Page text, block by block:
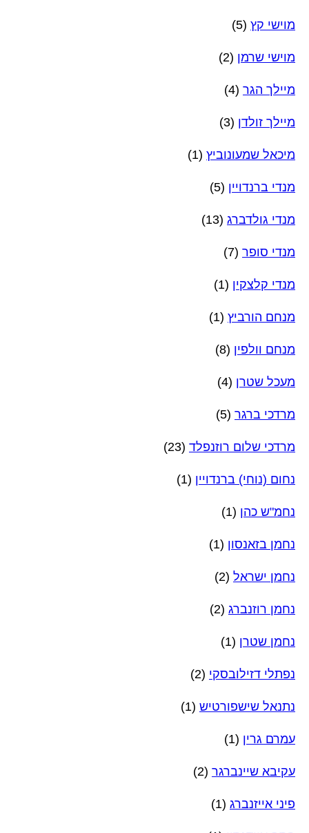
מוישי קץ (5)
מוישי שרמן (2)
מיילך הגר (4)
מיילך זולדן (3)
מיכאל שמעונוביץ (1)
מנדי ברנדויין (5)
מנדי גולדברג (13)
מנדי סופר (7)
מנדי קלצקין (1)
מנחם הורביץ (1)
מנחם וולפין (8)
מעכל שטרן (4)
מרדכי ברגר (5)
מרדכי שלום רוזנפלד (23)
נחום (נוחי) ברנדויין (1)
נחמ"ש כהן (1)
נחמן בזאנסון (1)
נחמן ישראל (2)
נחמן רוזנברג (2)
נחמן שטרן (1)
נפתלי דזילובסקי (2)
נתנאל שישפורטיש (1)
עמרם גרין (1)
עקיבא שיינברגר (2)
פיני אייזנברג (1)